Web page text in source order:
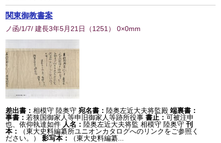
関東御教書案
ノ函/1/7/ 建長3年5月21日 （1251 ） 0×0mm
差出書：相模守 陸奥守 宛名書： 陸奥左近大夫将監殿 端裏書：
事書：若狭国御家人等申旧御家人等跡所役事 書止：可被注申
也、依仰執達如件 人名： 陸奥左近大夫将監 相模守 陸奥守 刊
本：
（東大史料編纂所ユニオンカタログへのリンクをご参照く
ださい。）
影写本： （東大史料編纂...